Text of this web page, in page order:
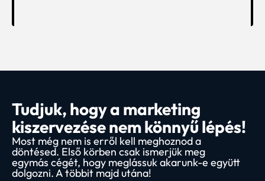
Tudjuk, hogy a marketing
kiszervezése nem könnyű lépés!
Most még nem is erről kell meghoznod a
döntésed. Első körben csak ismerjük meg
egymás cégét, hogy meglássuk akarunk-e együtt
dolgozni. A többit majd utána!